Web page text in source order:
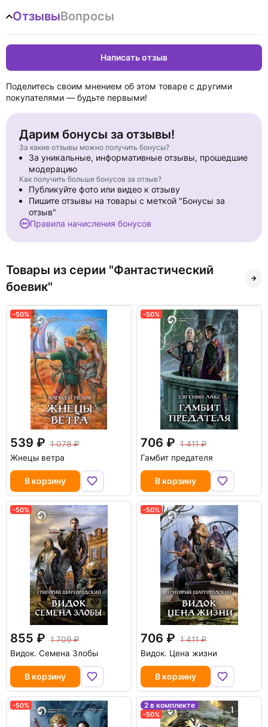
ОтзывыВопросы
Написать отзыв
Поделитесь своим мнением об этом товаре с другими
покупателями — будьте первыми!
Дарим бонусы за отзывы!
За какие отзывы можно получить бонусы?
За уникальные, информативные отзывы, прошедшие
модерацию
Как получить больше бонусов за отзыв?
Публикуйте фото или видео к отзыву
Пишите отзывы на товары с меткой "Бонусы за
отзыв"
Правила начисления бонусов
Товары из серии "Фантастический
боевик"
-50%
539
1 078
Жнецы ветра
В корзину
-50%
706
1 411
Гамбит предателя
В корзину
-50%
855
1 709
Видок. Семена Злобы
В корзину
-50%
706
1 411
Видок. Цена жизни
В корзину
-50% 2 в комплекте
-50%